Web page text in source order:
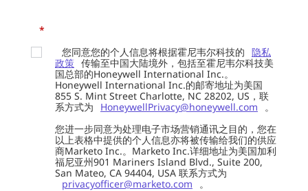
*
您同意您的个人信息将根据霍尼韦尔科技的 隐私
政策 传输至中国大陆境外，包括至霍尼韦尔科技美
国总部的Honeywell International Inc.。
Honeywell International Inc.的邮寄地址为美国
855 S. Mint Street Charlotte, NC 28202, US，联
系方式为
HoneywellPrivacy@honeywell.com
。
您进一步同意为处理电子市场营销通讯之目的，您在
以上表格中提供的个人信息亦将被传输给我们的供应
商Marketo Inc.。Marketo Inc.详细地址为美国加利
福尼亚州901 Mariners Island Blvd., Suite 200,
San Mateo, CA 94404, USA 联系方式为
privacyofficer@marketo.com
。